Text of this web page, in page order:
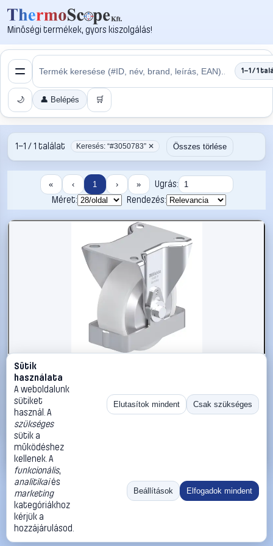
Minőségi termékek, gyors kiszolgálás!
1–1 / 1
🌙 👤 Belépés 🛒
1–1 / 1 találat Keresés: “#3050783” ✕ Összes törlése
« ‹ 1 › »
Ugrás:
Méret:
Rendezés:
#3050783
Blickle 939648 B-PO 100KA-FA-FS Acéllemez rögzített
görgő KerékØ: 100 mm Teherbírás (max.): 250 kg 1 db
Blickle Görgők, kerekek
32 990 Ft
Kosárba
«
Ugrás:
Méret:
Rendezés:
©2026
ThermoScope
ÁSZF
Cégbemutató
Sütik
használata
A weboldalunk
sütiket
használ. A
szükséges
sütik a
működéshez
kellenek. A
funkcionális,
analitikaiés
marketing
kategóriákhoz
kérjük a
hozzájárulásod.
Elutasítok mindent Csak szükséges
Beállítások Elfogadok mindent